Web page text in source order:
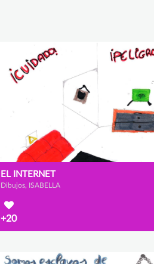
EL INTERNET
Dibujos, ISABELLA
+20